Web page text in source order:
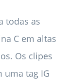
todas as
C em altas
Os clipes
uma tag IG